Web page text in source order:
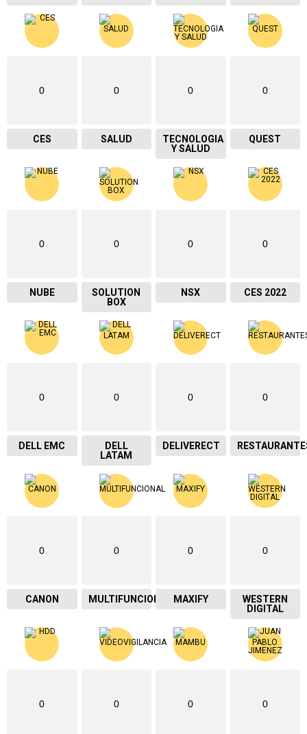
0
CES
0
SALUD
0
TECNOLOGIA
Y SALUD
0
QUEST
0
NUBE
0
SOLUTION
BOX
0
NSX
0
CES 2022
0
DELL EMC
0
DELL
LATAM
0
DELIVERECT
0
0
CANON
0
MULTIFUNCIONAL
0
MAXIFY
0
WESTERN
DIGITAL
0 0 0 0